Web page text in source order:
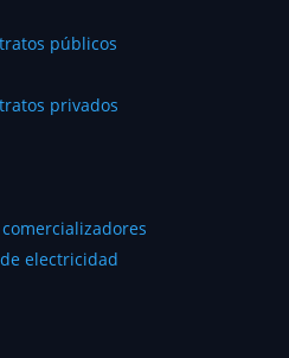
públicos
privados
electricidad